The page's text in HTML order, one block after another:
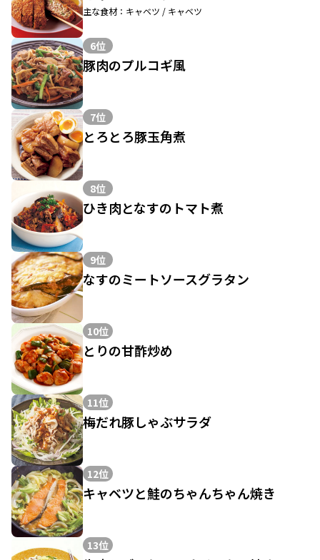
主な食材：キャベツ / キャベツ
6位
豚肉のプルコギ風
7位
とろとろ豚玉角煮
8位
ひき肉となすのトマト煮
9位
なすのミートソースグラタン
10位
とりの甘酢炒め
11位
梅だれ豚しゃぶサラダ
12位
キャベツと鮭のちゃんちゃん焼き
13位